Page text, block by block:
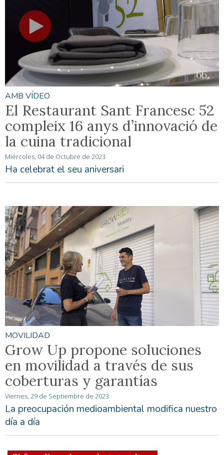
AMB VÍDEO
El Restaurant Sant Francesc 52
compleix 16 anys d’innovació de
la cuina tradicional
Miércoles, 04 de Octubre de 2023
Ha celebrat el seu aniversari
MOVILIDAD
Grow Up propone soluciones
en movilidad a través de sus
coberturas y garantías
Viernes, 29 de Septiembre de 2023
La preocupación medioambiental modifica nuestro
día a día